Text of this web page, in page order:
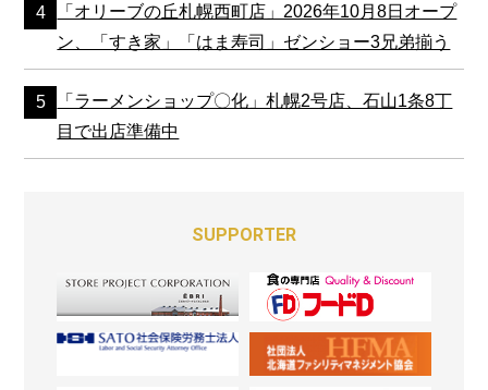
「オリーブの丘札幌西町店」2026年10月8日オープ
ン、「すき家」「はま寿司」ゼンショー3兄弟揃う
「ラーメンショップ〇化」札幌2号店、石山1条8丁
目で出店準備中
SUPPORTER